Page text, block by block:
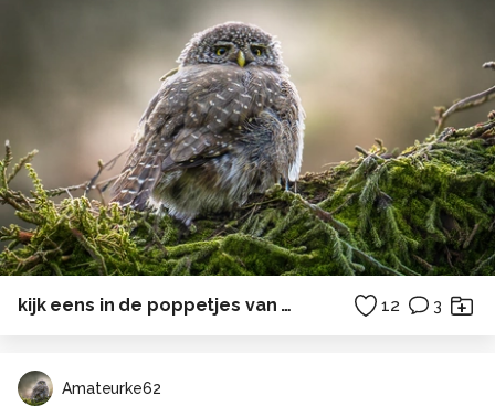
kijk eens in de poppetjes van mijn ogen... 12 3
Amateurke62